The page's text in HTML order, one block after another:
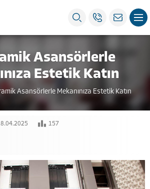
Asansörlerle
Estetik Katın
Asansörlerle Mekanınıza Estetik Katın
157